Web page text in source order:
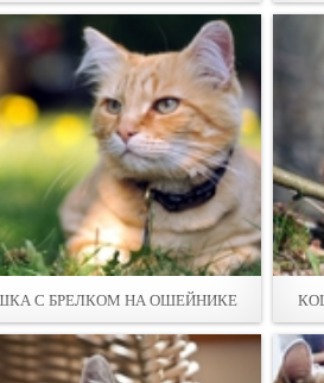
С БРЕЛКОМ НА ОШЕЙНИКЕ